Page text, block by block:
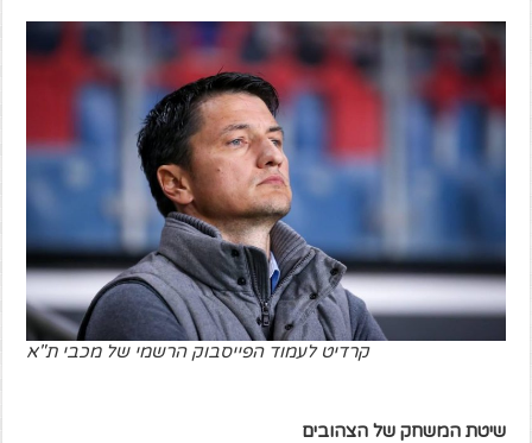
קרדיט לעמוד הפייסבוק הרשמי של מכבי ת"א
שיטת המשחק של הצהובים